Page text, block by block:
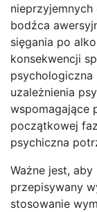
bodźca
sięgania po
konsekwencji
psychologiczna
uzależnienia
wspomagające
początkowej
psychiczna
Ważne jest,
przepisywany
stosowanie